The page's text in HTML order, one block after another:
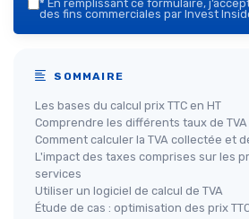
* En remplissant ce formulaire,
des fins commerciales par Invest
SOMMAIRE
Les bases du calcul prix TTC en HT
Comprendre les différents taux de TVA
Comment calculer la TVA collectée et
L'impact des taxes comprises sur les
services
Utiliser un logiciel de calcul de TVA
Étude de cas : optimisation des prix